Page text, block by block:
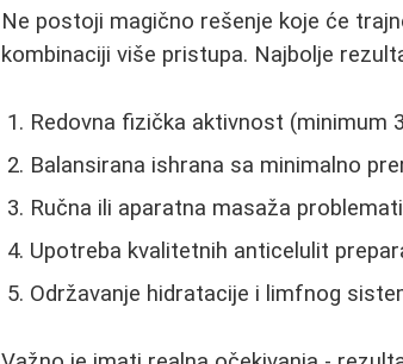
Ne postoji magično rešenje koje će
kombinaciji više pristupa. Najbolje
Redovna fizička aktivnost (minimum
Balansirana ishrana sa minimalno
Ručna ili aparatna masaža
Upotreba kvalitetnih anticelulit
Održavanje hidratacije i limfnog